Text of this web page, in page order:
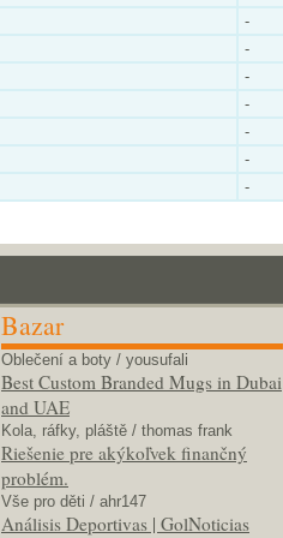
-
-
-
-
-
-
-
Bazar
Oblečení a boty / yousufali
Best Custom Branded Mugs in Dubai
and UAE
Kola, ráfky, pláště / thomas frank
Riešenie pre akýkoľvek finančný
problém.
Vše pro děti / ahr147
Análisis Deportivas | GolNoticias